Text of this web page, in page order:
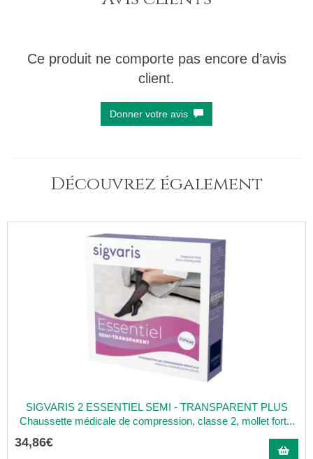
Ce produit ne comporte pas encore d’avis
client.
Donner votre avis
Découvrez également
SIGVARIS 2 ESSENTIEL SEMI - TRANSPARENT PLUS
Chaussette médicale de compression, classe 2, mollet fort...
34,86€